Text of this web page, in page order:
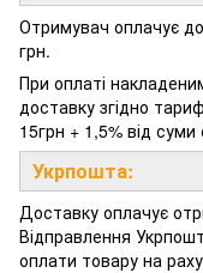
Отримувач оплачує
грн.
При оплаті
доставку згідно
15грн + 1,5% від суми
Укрпошта:
Доставку оплачує
Відправлення
оплати товару на